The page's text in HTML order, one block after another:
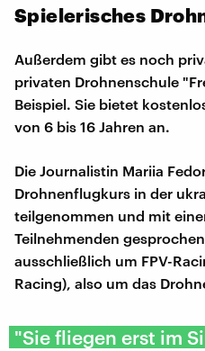
Spielerisches
Außerdem gibt es noch
privaten Drohnenschule
Beispiel. Sie bietet
von 6 bis 16 Jahren an.
Die Journalistin Mariia
Drohnenflugkurs in der
teilgenommen und mit
Teilnehmenden
ausschließlich um FPV-
Racing), also um das
"Sie fliegen erst im